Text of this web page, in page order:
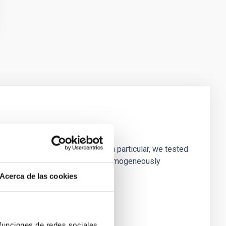
Acerca de las cookies
of simulated galaxies. In particular, we tested
profiles. Methods. We homogeneously